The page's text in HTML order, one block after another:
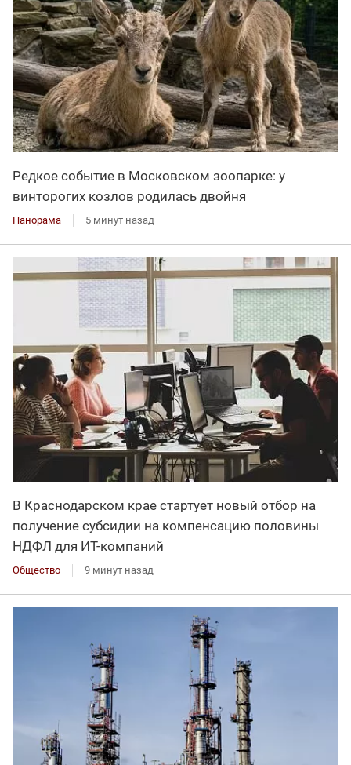
Редкое событие в Московском зоопарке: у
винторогих козлов родилась двойня
Панорама 5 минут назад
В Краснодарском крае стартует новый отбор на
получение субсидии на компенсацию половины
НДФЛ для ИT-компаний
Общество 9 минут назад